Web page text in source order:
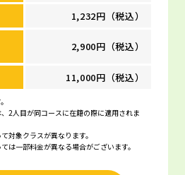
1,232円（税込）
2,900円（税込）
11,000円（税込）
2人目が同コースに在籍の際に適用されま
対象クラスが異なります。
は一部料金が異なる場合がございます。